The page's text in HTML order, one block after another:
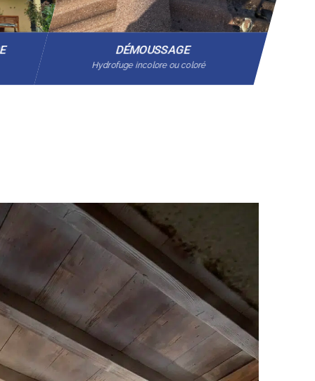
DÉMOUSSAGE
Hydrofuge incolore ou coloré